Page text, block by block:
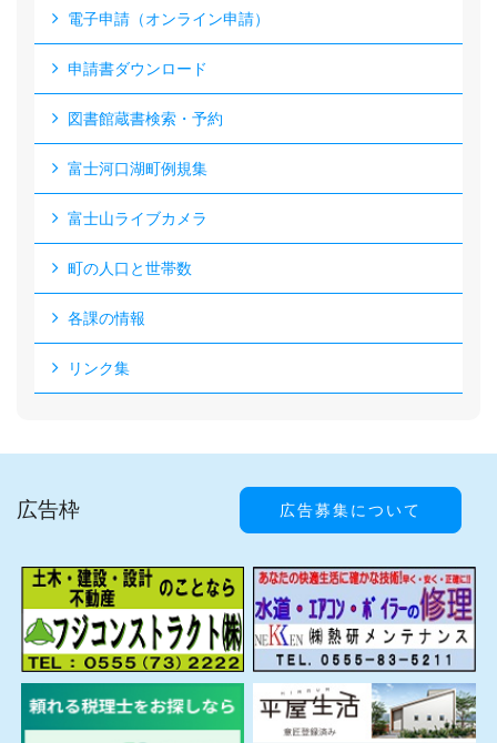
電子申請（オンライン申請）
申請書ダウンロード
図書館蔵書検索・予約
富士河口湖町例規集
富士山ライブカメラ
町の人口と世帯数
各課の情報
リンク集
広告枠 広告募集について